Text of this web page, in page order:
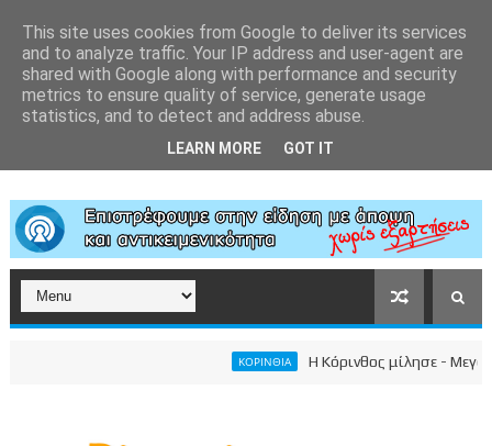
ΚΟΡΙΝΘΙΑ Η Κόρινθος μίλησε -
This site uses cookies from Google to deliver its services
and to analyze traffic. Your IP address and user-agent are
shared with Google along with performance and security
metrics to ensure quality of service, generate usage
statistics, and to detect and address abuse.
LEARN MORE GOT IT